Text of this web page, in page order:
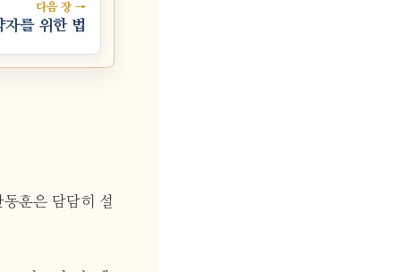
다음 장 →
자를 위한 법
훈은 담담히 설